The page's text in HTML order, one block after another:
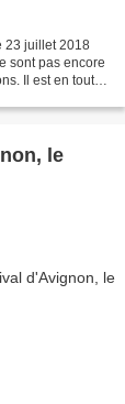
23 juillet 2018
sont pas encore
Il est en tout
le